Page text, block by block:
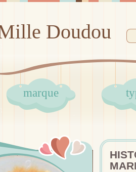
Doudou
marque